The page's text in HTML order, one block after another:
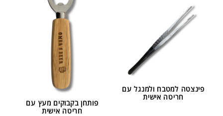
פינצטה למטבח ולמנגל עם
חריטה אישית
פותחן בקבוקים מעץ עם
חריטה אישית